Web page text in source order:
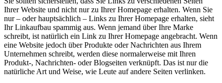
Ihrer Website und nicht nur zu Ihrer Homepage erhalten. Wenn Sie
nur – oder hauptsächlich – Links zu Ihrer Homepage erhalten, sieht
Ihr Linkaufbau spammig aus. Wenn jemand über Ihre Marke
schreibt, ist natürlich ein Link zu Ihrer Homepage angebracht. Wenn
eine Website jedoch über Produkte oder Nachrichten aus Ihrem
Unternehmen schreibt, werden diese normalerweise mit Ihren
Produkt-, Nachrichten- oder Blogseiten verknüpft. Das ist nur die
natürliche Art und Weise, wie Leute auf andere Seiten verlinken.